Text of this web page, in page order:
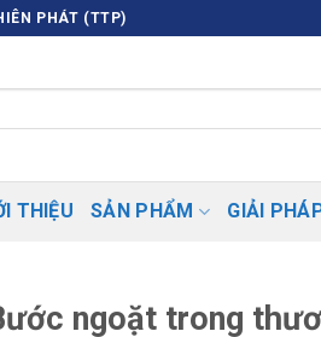
PHÁT (TTP)
THIỆU SẢN PHẨM GIẢI
ngoặt trong